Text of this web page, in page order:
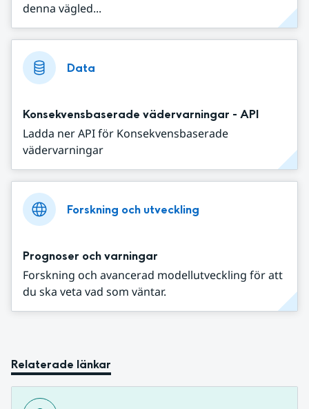
denna vägled...
Data
Konsekvensbaserade vädervarningar - API
Ladda ner API för Konsekvensbaserade
vädervarningar
Forskning och utveckling
Prognoser och varningar
Forskning och avancerad modellutveckling för att
du ska veta vad som väntar.
Relaterade länkar